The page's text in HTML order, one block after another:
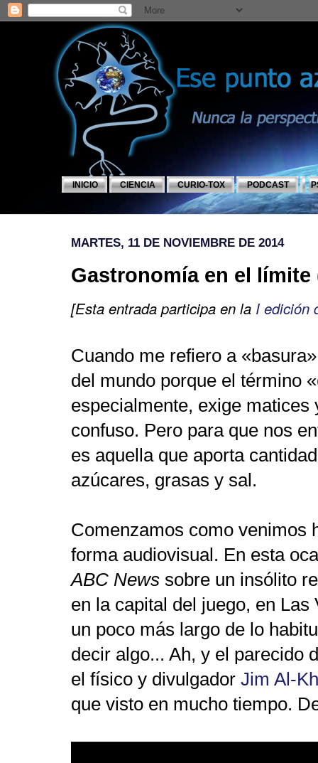
INICIO CIENCIA CURIO-TOX PODCAST
MARTES, 11 DE NOVIEMBRE DE 2014
Gastronomía en el límite
[Esta entrada participa en la I edición
Cuando me refiero a
del mundo porque el término «
especialmente, exige
confuso. Pero para que nos
es aquella que aporta
azúcares, grasas y sal.
Comenzamos como venimos
forma audiovisual. En esta
ABC News sobre un insólito
en la capital del juego, en
un poco más largo de lo
decir algo... Ah, y el parecido
el físico y divulgador Jim Al-
que visto en mucho tiempo.